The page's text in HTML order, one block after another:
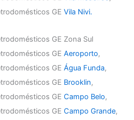
GEVila Nivi.
GE Zona Sul
GEAeroporto,
GEÁgua Funda,
GE Brooklin,
GECampo Belo,
GECampo Grande,